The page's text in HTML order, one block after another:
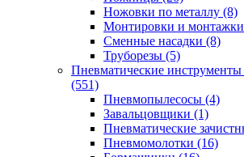
Ножовки по металлу (8)
Монтировки и монтажки
Сменные насадки (8)
Труборезы (5)
Пневматические
(551)
Пневмопылесосы (4)
Завальцовщики (1)
Пневматические
Пневмомолотки (16)